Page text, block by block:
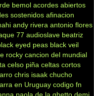
bemol acordes abiertos
sostenidos afinacion
andy rivera antonio flores
77 audioslave beatriz
eyed peas black veil
rocky cancion del mundial
celso piña celtas cortos
chris isaak chucho
en Uruguay codigo fn
paola de la ghetto demi